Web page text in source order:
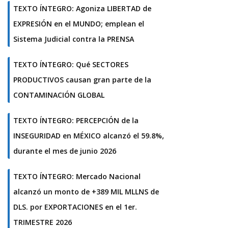
TEXTO ÍNTEGRO: Agoniza LIBERTAD de
EXPRESIÓN en el MUNDO; emplean el
Sistema Judicial contra la PRENSA
TEXTO ÍNTEGRO: Qué SECTORES
PRODUCTIVOS causan gran parte de la
CONTAMINACIÓN GLOBAL
TEXTO ÍNTEGRO: PERCEPCIÓN de la
INSEGURIDAD en MÉXICO alcanzó el 59.8%,
durante el mes de junio 2026
TEXTO ÍNTEGRO: Mercado Nacional
alcanzó un monto de +389 MIL MLLNS de
DLS. por EXPORTACIONES en el 1er.
TRIMESTRE 2026